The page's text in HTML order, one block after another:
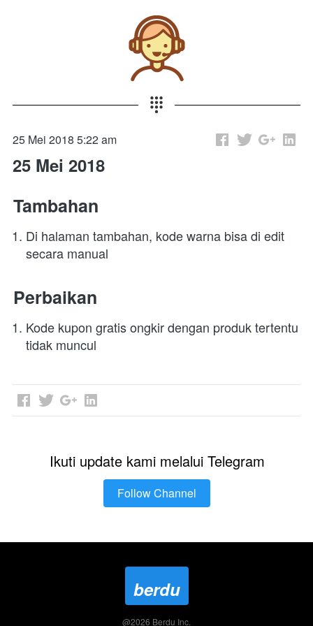
25 Mei 2018 5:22 am
25 Mei 2018
Tambahan
Di halaman tambahan, kode warna bisa di edit
secara manual
Perbaikan
Kode kupon gratis ongkir dengan produk tertentu
tidak muncul
Ikuti update kami melalui Telegram
`Follow Channel
berdu
@2026 Berdu Inc.